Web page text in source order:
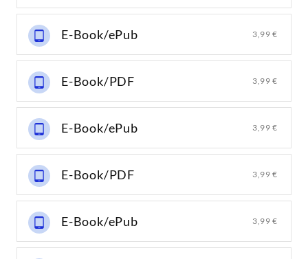
E-Book/ePub 3,99 €
E-Book/PDF 3,99 €
E-Book/ePub 3,99 €
E-Book/PDF 3,99 €
E-Book/ePub 3,99 €